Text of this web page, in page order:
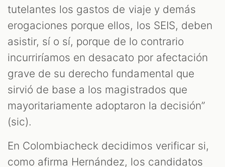
tutelantes los gastos de viaje y demás
erogaciones porque ellos, los SEIS, deben
asistir, sí o sí, porque de lo contrario
incurriríamos en desacato por afectación
grave de su derecho fundamental que
sirvió de base a los magistrados que
mayoritariamente adoptaron la decisión”
(sic).
En Colombiacheck decidimos verificar si,
como afirma Hernández, los candidatos